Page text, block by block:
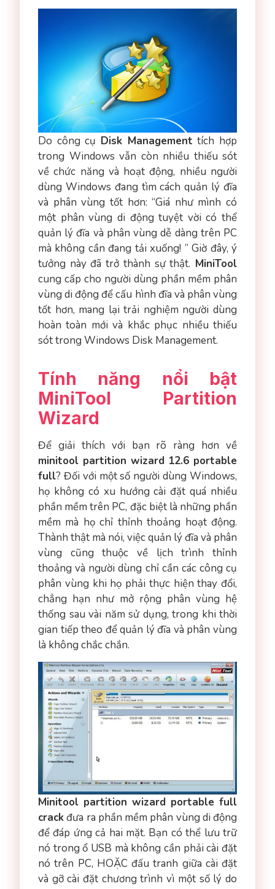
Do công cụ Disk Management tích hợp
trong Windows vẫn còn nhiều thiếu sót
về chức năng và hoạt động, nhiều người
dùng Windows đang tìm cách quản lý đĩa
và phân vùng tốt hơn: “Giá như mình có
một phân vùng di động tuyệt vời có thể
quản lý đĩa và phân vùng dễ dàng trên PC
mà không cần đang tải xuống! ” Giờ đây, ý
tưởng này đã trở thành sự thật. MiniTool
cung cấp cho người dùng phần mềm phân
vùng di động để cấu hình đĩa và phân vùng
tốt hơn, mang lại trải nghiệm người dùng
hoàn toàn mới và khắc phục nhiều thiếu
sót trong Windows Disk Management.
Tính năng nổi bật
MiniTool Partition
Wizard
Để giải thích với bạn rõ ràng hơn về
minitool partition wizard 12.6 portable
full? Đối với một số người dùng Windows,
họ không có xu hướng cài đặt quá nhiều
phần mềm trên PC, đặc biệt là những phần
mềm mà họ chỉ thỉnh thoảng hoạt động.
Thành thật mà nói, việc quản lý đĩa và phân
vùng cũng thuộc về lịch trình thỉnh
thoảng và người dùng chỉ cần các công cụ
phân vùng khi họ phải thực hiện thay đổi,
chẳng hạn như mở rộng phân vùng hệ
thống sau vài năm sử dụng, trong khi thời
gian tiếp theo để quản lý đĩa và phân vùng
là không chắc chắn.
Minitool partition wizard portable full
crackđưa ra phần mềm phân vùng di động
để đáp ứng cả hai mặt. Bạn có thể lưu trữ
nó trong ổ USB mà không cần phải cài đặt
nó trên PC, HOẶC đấu tranh giữa cài đặt
và gỡ cài đặt chương trình vì một số lý do